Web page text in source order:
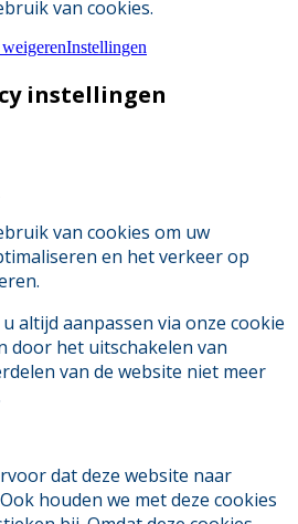
van cookies.
Instellingen
instellingen
van cookies om uw
en het verkeer op
altijd aanpassen via onze cookie
door het uitschakelen van
van de website niet meer
dat deze website naar
houden we met deze cookies